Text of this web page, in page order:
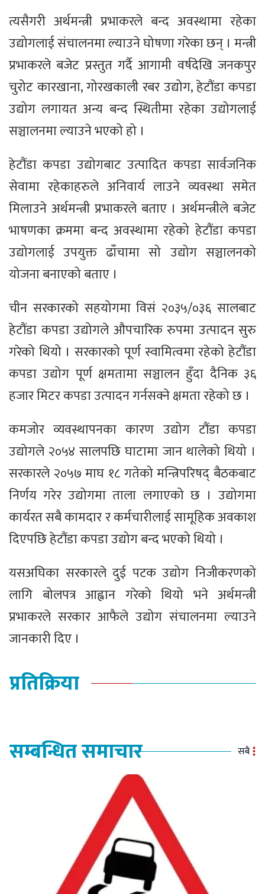
त्यसैगरी अर्थमन्त्री प्रभाकरले बन्द अवस्थामा रहेका
उद्योगलाई सं‌चालनमा ल्याउने घोषणा गरेका छन् । मन्त्री
प्रभाकरले बजेट प्रस्तुत गर्दै आगामी वर्षदेखि जनकपुर
चुरोट कारखाना, गोरखकाली रबर उद्योग, हेटौंडा कपडा
उद्योग लगायत अन्य बन्द स्थितीमा रहेका उद्योगलाई
सञ्चालनमा ल्याउने भएको हो ।
हेटौंडा कपडा उद्योगबाट उत्पादित कपडा सार्वजनिक
सेवामा रहेकाहरुले अनिवार्य लाउने व्यवस्था समेत
मिलाउने अर्थमन्त्री प्रभाकरले बताए । अर्थमन्त्रीले बजेट
भाषणका क्रममा बन्द अवस्थामा रहेको हेटौंडा कपडा
उद्योगलाई उपयुक्त ढाँचामा सो उद्योग सञ्चालनको
योजना बनाएको बताए ।
चीन सरकारको सहयोगमा विसं २०३५/०३६ सालबाट
हेटौंडा कपडा उद्योगले औपचारिक रुपमा उत्पादन सुरु
गरेको थियो । सरकारको पूर्ण स्वामित्वमा रहेको हेटौंडा
कपडा उद्योग पूर्ण क्षमतामा सञ्चालन हुँदा दैनिक ३६
हजार मिटर कपडा उत्पादन गर्नसक्ने क्षमता रहेको छ ।
कमजोर व्यवस्थापनका कारण उद्योग टौंडा कपडा
उद्योगले २०५४ सालपछि घाटामा जान थालेको थियो ।
सरकारले २०५७ माघ १८ गतेको मन्त्रिपरिषद् बैठकबाट
निर्णय गरेर उद्योगमा ताला लगाएको छ । उद्योगमा
कार्यरत सबै कामदार र कर्मचारीलाई सामूहिक अवकाश
दिएपछि हेटौंडा कपडा उद्योग बन्द भएको थियो ।
यसअघिका सरकारले दुई पटक उद्योग निजीकरणको
लागि बोलपत्र आह्वान गरेको थियो भने अर्थमन्त्री
प्रभाकरले सरकार आफैले उद्योग संचालनमा ल्याउने
जानकारी दिए ।
प्रतिक्रिया
सम्बन्धित समाचार सबै